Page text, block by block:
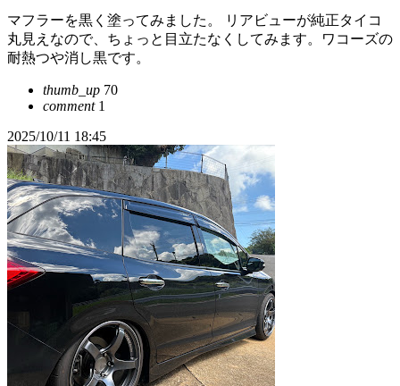
マフラーを黒く塗ってみました。 リアビューが純正タイコ
丸見えなので、ちょっと目立たなくしてみます。ワコーズの
耐熱つや消し黒です。
thumb_up 70
comment1
2025/10/11 18:45